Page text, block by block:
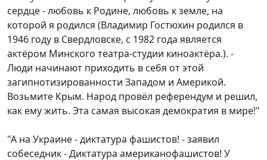
сердце - любовь к Родине, любовь к земле, на
которой я родился (Владимир Гостюхин родился в
1946 году в Свердловске, с 1982 года является
актёром Минского театра-студии киноактёра.). -
Люди начинают приходить в себя от этой
загипнотизированности Западом и Америкой.
Возьмите Крым. Народ провёл референдум и решил,
как ему жить. Эта самая высокая демократия в мире!"
"А на Украине - диктатура фашистов! - заявил
собеседник - Диктатура американофашистов! У